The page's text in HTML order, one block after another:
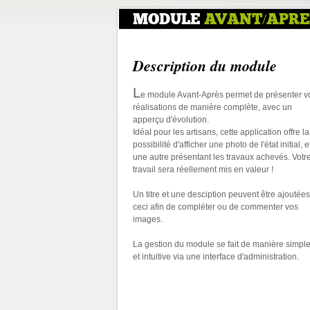
MODULE AVANT/
Description du module
Le module Avant-Après permet de présenter
réalisations de manière complète, avec un
apperçu d'évolution.
Idéal pour les artisans, cette application offre la
possibilité d'afficher une photo de l'état initial,
une autre présentant les travaux achevés.
travail sera réellement mis en valeur !
Un titre et une desciption peuvent être
ceci afin de compléter ou de commenter vos
images.
La gestion du module se fait de manière simple
et intuitive via une interface d'administration.